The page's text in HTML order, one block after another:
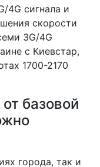
4G сигнала и
скорости
3G/4G
с Киевстар,
1700-2170
базовой
города, так и